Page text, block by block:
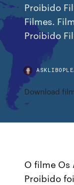
Proibido
Filmes.
Proibido
Download
O filme Os
Proibido